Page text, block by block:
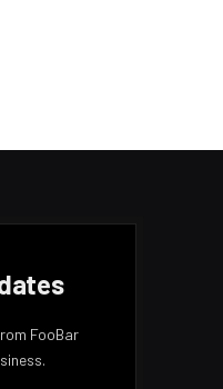
සහ සිසුවෙකු
1,674VIEWS